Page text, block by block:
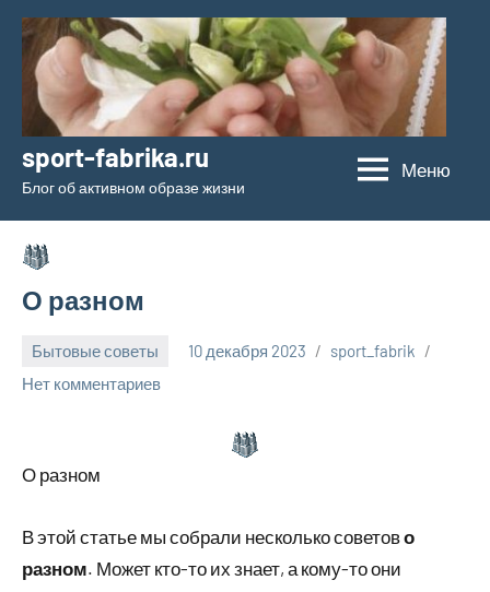
Перейти
содержимому
sport-fabrika.ru
Блог об активном образе жизни
Меню
О разном
Бытовые советы 10 декабря 2023
sport_fabrik
Нет комментариев
О разном
В этой статье мы собрали несколько советово
разном. Может кто-то их знает, а кому-то они